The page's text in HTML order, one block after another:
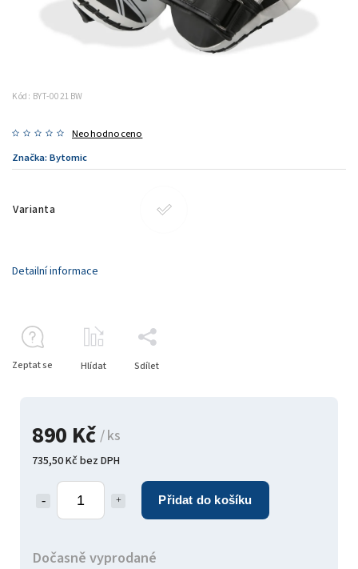
Kód: BYT-0021BW
Neohodnoceno
Značka: Bytomic
Varianta
890 Kč / ks
735,50 Kč bez DPH
Přidat do košíku
Dočasně vyprodané
Detailní informace
Zeptat se Hlídat Sdílet